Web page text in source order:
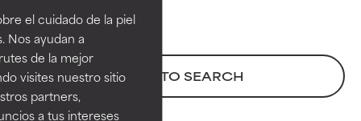
el cuidado de la piel
Nos ayudan a
de la mejor
visites nuestro sitio
partners,
a tus intereses
BACK TO SEARCH
EXCELENTE
Ingrediente sobresaliente con
beneficios reales para la piel. Su
EXCELENTE
Ingrediente sobresaliente con
beneficios reales para la piel. Su